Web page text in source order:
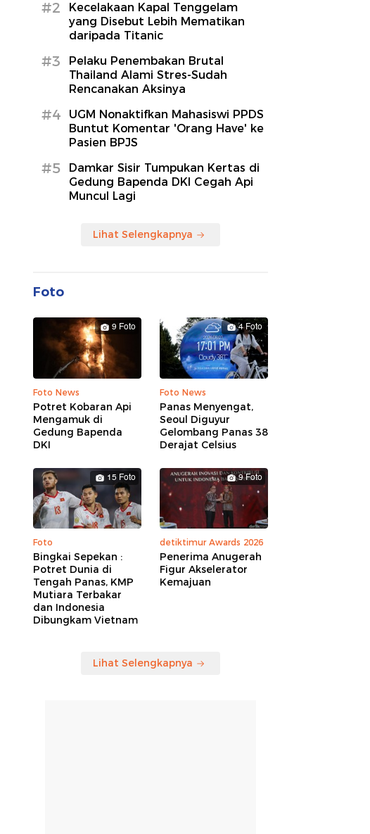
#2
Kecelakaan Kapal Tenggelam
yang Disebut Lebih Mematikan
daripada Titanic
#3
Pelaku Penembakan Brutal
Thailand Alami Stres-Sudah
Rencanakan Aksinya
#4
UGM Nonaktifkan Mahasiswi PPDS
Buntut Komentar 'Orang Have' ke
Pasien BPJS
#5
Damkar Sisir Tumpukan Kertas di
Gedung Bapenda DKI Cegah Api
Muncul Lagi
Lihat Selengkapnya
Foto
9 Foto
Foto News
Potret Kobaran Api
Mengamuk di
Gedung Bapenda
DKI
4 Foto
Foto News
Panas Menyengat,
Seoul Diguyur
Gelombang Panas 38
Derajat Celsius
15 Foto
Foto
Bingkai Sepekan :
Potret Dunia di
Tengah Panas, KMP
Mutiara Terbakar
dan Indonesia
Dibungkam Vietnam
9 Foto
detiktimur Awards 2026
Penerima Anugerah
Figur Akselerator
Kemajuan
Lihat Selengkapnya